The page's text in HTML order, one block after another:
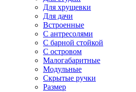
Для хрущевки
Для дачи
Встроенные
С антресолями
С барной стойкой
С островом
Малогабаритные
Модульные
Скрытые ручки
Размер